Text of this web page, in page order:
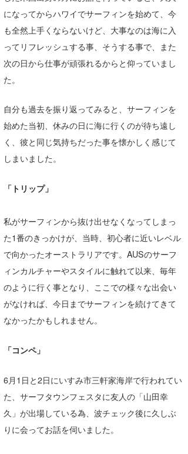
になってからハワイでサーフィンを始めて、今
も全然上手くならないけど、大事なのは海に入
ってリフレッシュする事、そうする事で、また
次の日から仕事が頑張れるからと仰っていまし
た。
自分も過去を振り返ってみると、サーフィンを
始めた当初、休みの日に海に行くのが待ち遠し
く、彼と同じ気持ちだった事を懐かしく感じて
しまいました。
「トリップ」
私がサーフィンから抜け出せなくなってしまっ
た1番のきっかけが、当時、初心者に近いレベル
で向かったオーストラリアです。AUSのサーフ
ィンカルチャーやスタイルに触れて以来、毎年
のように行く事となり、ここでの様々な出会い
がなければ、今日までサーフィンを続けてきて
なかったかもしれません。
「コンペ」
6月1日と2日にいすみ市三軒家海岸で行われてい
た、サーフタウンフェスタに友人の「山田幸
久」が出場している為、波チェック後に久しぶ
りに会ってお話を伺いました。
三輪予報士
上田純子
唐澤予報士
SancheZ
ゴン
米山予報士
予報士 hiro.
banpaku
chappy